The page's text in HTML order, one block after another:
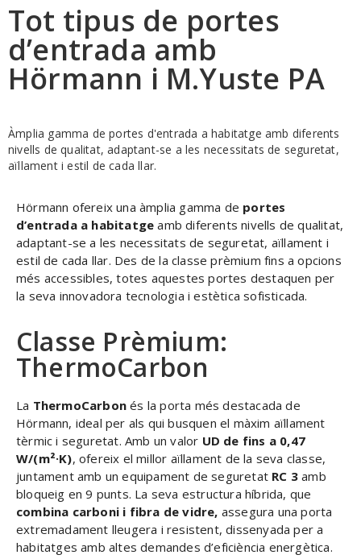
Tot tipus de portes
d’entrada amb
Hörmann i M.Yuste PA
Àmplia gamma de portes d'entrada a habitatge amb diferents
nivells de qualitat, adaptant-se a les necessitats de seguretat,
aïllament i estil de cada llar.
Hörmann ofereix una àmplia gamma de portes
d’entrada a habitatge amb diferents nivells de qualitat,
adaptant-se a les necessitats de seguretat, aïllament i
estil de cada llar. Des de la classe prèmium fins a opcions
més accessibles, totes aquestes portes destaquen per
la seva innovadora tecnologia i estètica sofisticada.
Classe Prèmium:
ThermoCarbon
La ThermoCarbon és la porta més destacada de
Hörmann, ideal per als qui busquen el màxim aïllament
tèrmic i seguretat. Amb un valor UD de fins a 0,47
W/(m²·K), ofereix el millor aïllament de la seva classe,
juntament amb un equipament de seguretat RC 3amb
bloqueig en 9 punts. La seva estructura híbrida, que
combina carboni i fibra de vidre, assegura una porta
extremadament lleugera i resistent, dissenyada per a
habitatges amb altes demandes d’eficiència energètica.